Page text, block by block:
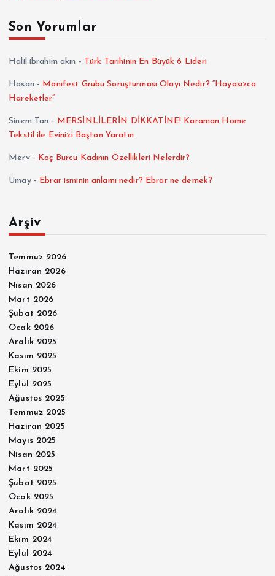
Son Yorumlar
Halil ibrahim akın - Türk Tarihinin En Büyük 6 Lideri
Hasan - Manifest Grubu Soruşturması Olayı Nedir? “Hayasızca
Hareketler”
Sinem Tan - MERSİNLİLERİN DİKKATİNE! Karaman Home
Tekstil ile Evinizi Baştan Yaratın
Merv- Koç Burcu Kadının Özellikleri Nelerdir?
Umay- Ebrar isminin anlamı nedir? Ebrar ne demek?
Arşiv
Temmuz 2026
Haziran 2026
Nisan 2026
Mart 2026
Şubat 2026
Ocak 2026
Aralık 2025
Kasım 2025
Ekim 2025
Eylül 2025
Ağustos 2025
Temmuz 2025
Haziran 2025
Mayıs 2025
Nisan 2025
Mart 2025
Şubat 2025
Ocak 2025
Aralık 2024
Kasım 2024
Ekim 2024
Eylül 2024
Ağustos 2024